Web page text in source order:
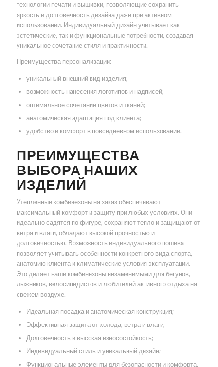
технологии печати и вышивки, позволяющие сохранить
яркость и долговечность дизайна даже при активном
использовании. Индивидуальный дизайн учитывает как
эстетические, так и функциональные потребности, создавая
уникальное сочетание стиля и практичности.
Преимущества персонализации:
уникальный внешний вид изделия;
возможность нанесения логотипов и надписей;
оптимальное сочетание цветов и тканей;
анатомическая адаптация под клиента;
удобство и комфорт в повседневном использовании.
ПРЕИМУЩЕСТВА
ВЫБОРА НАШИХ
ИЗДЕЛИЙ
Утепленные комбинезоны на заказ обеспечивают
максимальный комфорт и защиту при любых условиях. Они
идеально садятся по фигуре, сохраняют тепло и защищают от
ветра и влаги, обладают высокой прочностью и
долговечностью. Возможность индивидуального пошива
позволяет учитывать особенности конкретного вида спорта,
анатомию клиента и климатические условия эксплуатации.
Это делает наши комбинезоны незаменимыми для бегунов,
лыжников, велосипедистов и любителей активного отдыха на
свежем воздухе.
Идеальная посадка и анатомическая конструкция;
Эффективная защита от холода, ветра и влаги;
Долговечность и высокая износостойкость;
Индивидуальный стиль и уникальный дизайн;
Функциональные элементы для безопасности и комфорта.